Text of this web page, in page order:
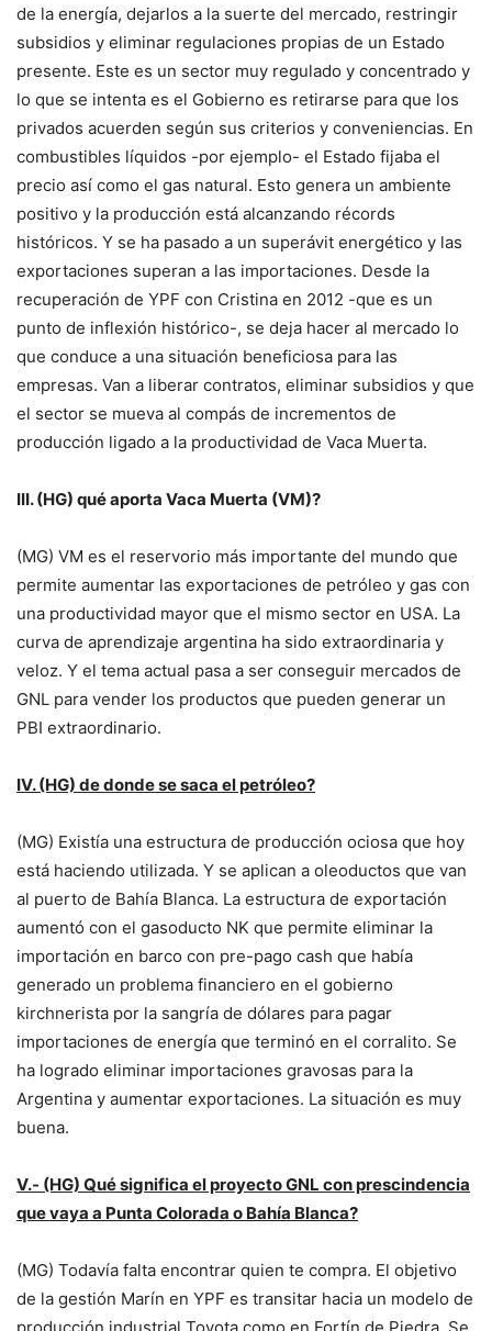
de la energía, dejarlos a la suerte del mercado, restringir
subsidios y eliminar regulaciones propias de un Estado
presente. Este es un sector muy regulado y concentrado y
lo que se intenta es el Gobierno es retirarse para que los
privados acuerden según sus criterios y conveniencias. En
combustibles líquidos -por ejemplo- el Estado fijaba el
precio así como el gas natural. Esto genera un ambiente
positivo y la producción está alcanzando récords
históricos. Y se ha pasado a un superávit energético y las
exportaciones superan a las importaciones. Desde la
recuperación de YPF con Cristina en 2012 -que es un
punto de inflexión histórico-, se deja hacer al mercado lo
que conduce a una situación beneficiosa para las
empresas. Van a liberar contratos, eliminar subsidios y que
el sector se mueva al compás de incrementos de
producción ligado a la productividad de Vaca Muerta.
III. (HG) qué aporta Vaca Muerta (VM)?
(MG) VM es el reservorio más importante del mundo que
permite aumentar las exportaciones de petróleo y gas con
una productividad mayor que el mismo sector en USA. La
curva de aprendizaje argentina ha sido extraordinaria y
veloz. Y el tema actual pasa a ser conseguir mercados de
GNL para vender los productos que pueden generar un
PBI extraordinario.
IV. (HG) de donde se saca el petróleo?
(MG) Existía una estructura de producción ociosa que hoy
está haciendo utilizada. Y se aplican a oleoductos que van
al puerto de Bahía Blanca. La estructura de exportación
aumentó con el gasoducto NK que permite eliminar la
importación en barco con pre-pago cash que había
generado un problema financiero en el gobierno
kirchnerista por la sangría de dólares para pagar
importaciones de energía que terminó en el corralito. Se
ha logrado eliminar importaciones gravosas para la
Argentina y aumentar exportaciones. La situación es muy
buena.
V.- (HG) Qué significa el proyecto GNL con prescindencia
que vaya a Punta Colorada o Bahía Blanca?
(MG) Todavía falta encontrar quien te compra. El objetivo
de la gestión Marín en YPF es transitar hacia un modelo de